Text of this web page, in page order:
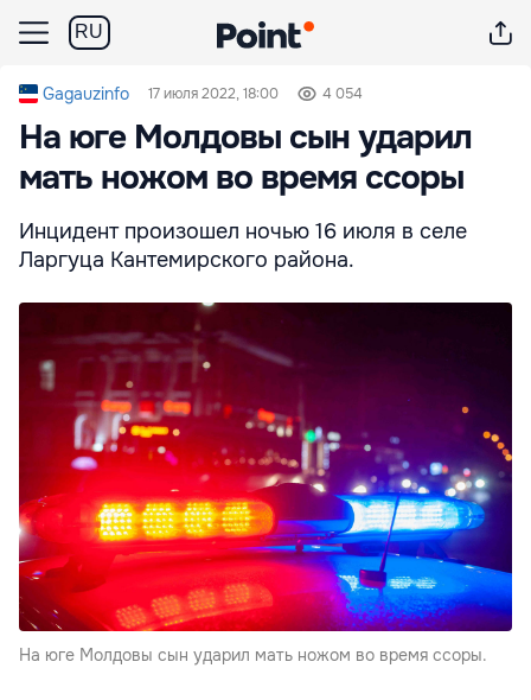
RU
Gagauzinfo 17 июля 2022, 18:00 4 054
На юге Молдовы сын ударил
мать ножом во время ссоры
Инцидент произошел ночью 16 июля в селе
Ларгуца Кантемирского района.
На юге Молдовы сын ударил мать ножом во время ссоры.